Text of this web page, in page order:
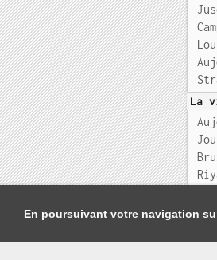
En poursuivant votre navigation
La